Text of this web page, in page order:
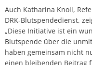
Auch Katharina Knoll,
DRK-Blutspendedienst,
„Diese Initiative ist ein
Blutspende über die
haben gemeinsam nicht
einen bleibenden Beitrag